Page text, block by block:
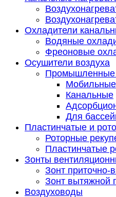
Охладители
Водяные
Фреоновые
Осушители воздуха
Промышленные
Мобильные
Канальные
Для
Пластинчатые и
Роторные
Пластинчатые
Зонты
Зонт приточно-
Зонт вытяжной
Воздуховоды